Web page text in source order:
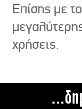
Επίσης με
χρήσεις.